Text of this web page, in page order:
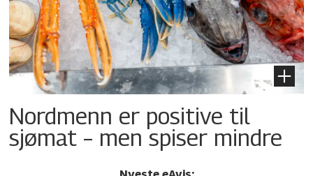
Nordmenn er positive til
sjømat – men spiser mindre